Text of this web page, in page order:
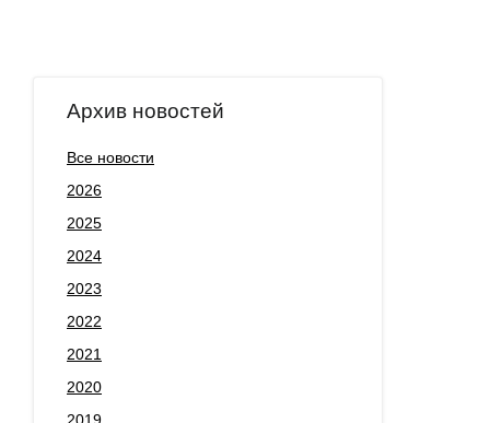
Архив новостей
Все новости
2026
2025
2024
2023
2022
2021
2020
2019